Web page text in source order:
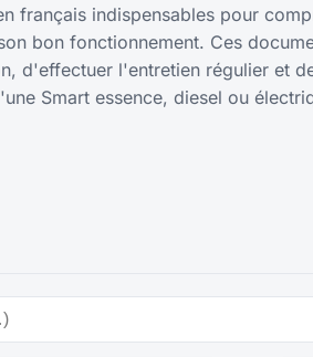
français indispensables pour
bon fonctionnement. Ces
d'effectuer l'entretien régulier et
Smart essence, diesel ou